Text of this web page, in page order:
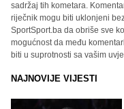
sadržaj tih kometara.
riječnik mogu biti uklonjeni
SportSport.ba da obriše sve
mogućnost da među
biti u suprotnosti sa vašim
NAJNOVIJE VIJESTI